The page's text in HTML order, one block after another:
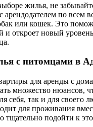
жилья, не
арендодателем по всем
или кошек. Это
и откроет новый
с питомцами в
для аренды с
множество нюансов,
себя, так и для своего
для проживания
тщательно подойти к